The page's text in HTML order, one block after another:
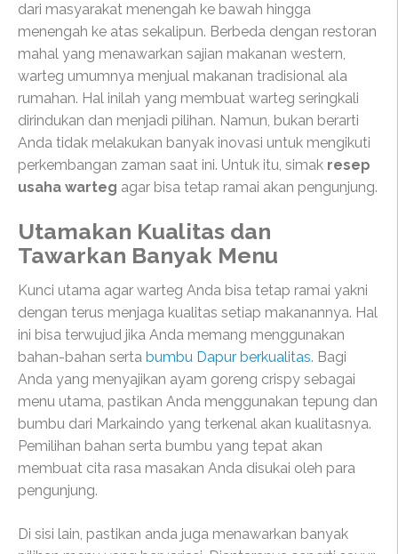
dari masyarakat menengah ke bawah hingga
menengah ke atas sekalipun. Berbeda dengan restoran
mahal yang menawarkan sajian makanan western,
warteg umumnya menjual makanan tradisional ala
rumahan. Hal inilah yang membuat warteg seringkali
dirindukan dan menjadi pilihan. Namun, bukan berarti
Anda tidak melakukan banyak inovasi untuk mengikuti
perkembangan zaman saat ini. Untuk itu, simak resep
usaha warteg agar bisa tetap ramai akan pengunjung.
Utamakan Kualitas dan
Tawarkan Banyak Menu
Kunci utama agar warteg Anda bisa tetap ramai yakni
dengan terus menjaga kualitas setiap makanannya. Hal
ini bisa terwujud jika Anda memang menggunakan
bahan-bahan serta bumbu Dapur berkualitas. Bagi
Anda yang menyajikan ayam goreng crispy sebagai
menu utama, pastikan Anda menggunakan tepung dan
bumbu dari Markaindo yang terkenal akan kualitasnya.
Pemilihan bahan serta bumbu yang tepat akan
membuat cita rasa masakan Anda disukai oleh para
pengunjung.
Di sisi lain, pastikan anda juga menawarkan banyak